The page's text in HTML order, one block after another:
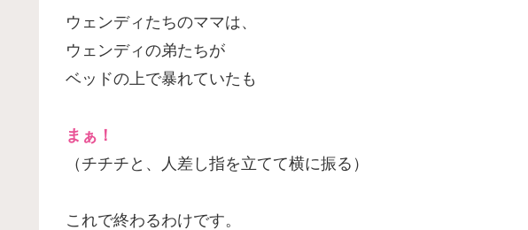
ウェンディたちのママは、
ウェンディの弟たちが
ベッドの上で暴れていたも
まぁ！
（チチチと、人差し指を立てて横に振る）
これで終わるわけです。